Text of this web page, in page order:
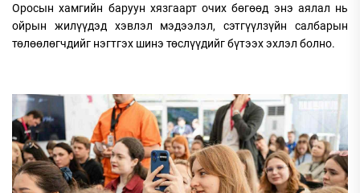
Оросын хамгийн баруун хязгаарт очих бөгөөд энэ аялал нь
ойрын жилүүдэд хэвлэл мэдээлэл, сэтгүүлзүйн салбарын
төлөөлөгчдийг нэгтгэх шинэ төслүүдийг бүтээх эхлэл болно.